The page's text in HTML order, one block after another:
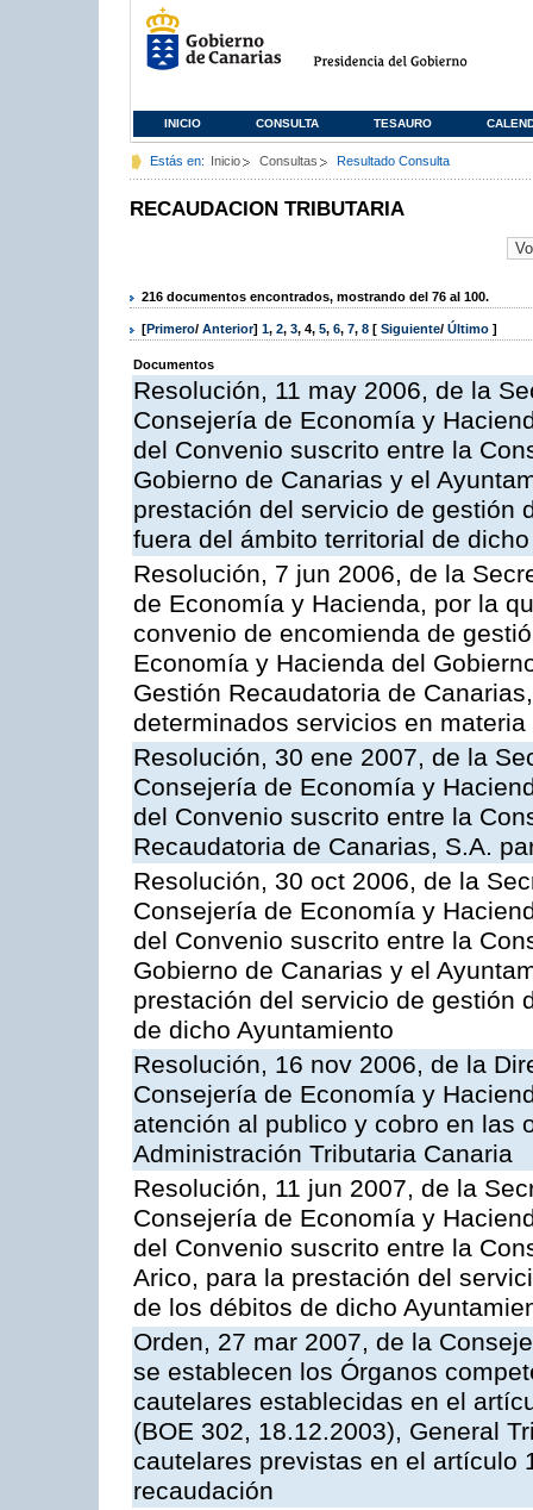
INICIO CONSULTA TESAURO
Estás en: Inicio Consultas Resultado Consulta
RECAUDACION TRIBUTARIA
216 documentos encontrados, mostrando del 76 al 100.
[Primero/ Anterior] 1, 2, 3, 4, 5, 6, 7, 8 [ Siguiente/ Último ]
Documentos
Resolución, 11 may 2006, de la
Consejería de Economía y
del Convenio suscrito entre la
Gobierno de Canarias y el
prestación del servicio de gestión
fuera del ámbito territorial de
Resolución, 7 jun 2006, de la
de Economía y Hacienda, por la
convenio de encomienda de
Economía y Hacienda del
Gestión Recaudatoria de
determinados servicios en materia
Resolución, 30 ene 2007, de la
Consejería de Economía y
del Convenio suscrito entre la
Recaudatoria de Canarias, S.A.
Resolución, 30 oct 2006, de la
Consejería de Economía y
del Convenio suscrito entre la
Gobierno de Canarias y el
prestación del servicio de gestión
de dicho Ayuntamiento
Resolución, 16 nov 2006, de la
Consejería de Economía y
atención al publico y cobro en las
Administración Tributaria Canaria
Resolución, 11 jun 2007, de la
Consejería de Economía y
del Convenio suscrito entre la
Arico, para la prestación del
de los débitos de dicho
Orden, 27 mar 2007, de la
se establecen los Órganos
cautelares establecidas en el
(BOE 302, 18.12.2003), General
cautelares previstas en el artículo
recaudación